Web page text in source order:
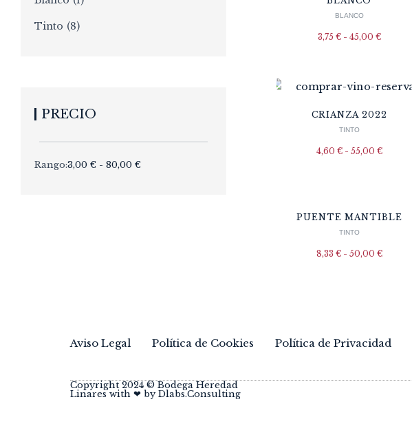
Tinto (8)
PRECIO
Rango:3,00 € - 80,00 €
BLANCO
3,75 € - 45,00 €
CRIANZA 2022
TINTO
4,60 € - 55,00 €
PUENTE MANTIBLE
TINTO
8,33 € - 50,00 €
Aviso Legal Política de Cookies Política de Privacidad
Copyright 2024 © Bodega Heredad
Linares with ❤ by Dlabs.Consulting